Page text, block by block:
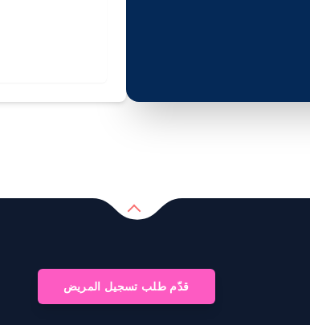
قدّم طلب تسجيل المريض